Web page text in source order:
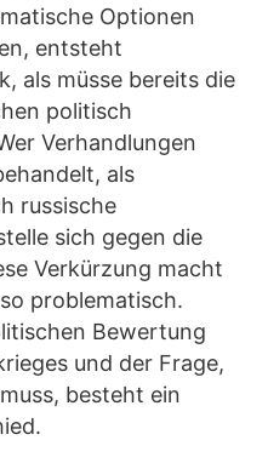
Optionen
entsteht
als müsse bereits die
politisch
Verhandlungen
als
russische
sich gegen die
Verkürzung macht
problematisch.
Bewertung
und der Frage,
besteht ein